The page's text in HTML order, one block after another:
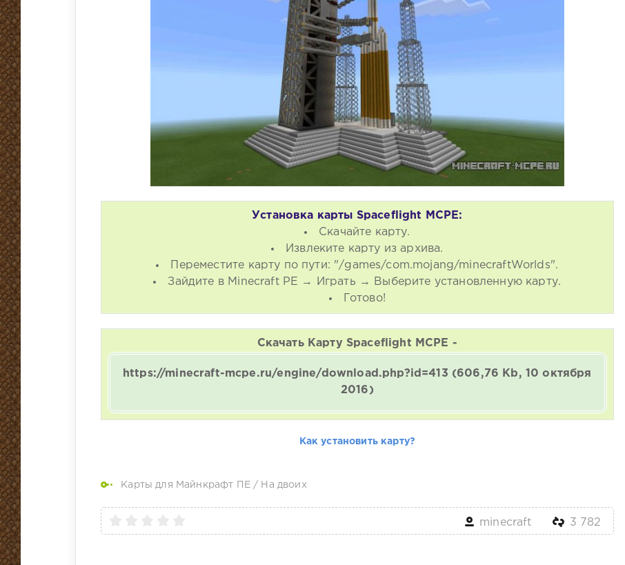
Установка карты Spaceflight MCPE:
Скачайте карту.
Извлеките карту из архива.
Переместите карту по пути: "/games/com.mojang/minecraftWorlds".
Зайдите в Minecraft PE → Играть → Выберите установленную карту.
Готово!
Скачать Карту Spaceflight MCPE -
https://minecraft-mcpe.ru/engine/download.php?id=413 (606,76 Kb, 10 октября
2016)
Как установить карту?
Карты для Майнкрафт ПЕ / На двоих
minecraft 3 782